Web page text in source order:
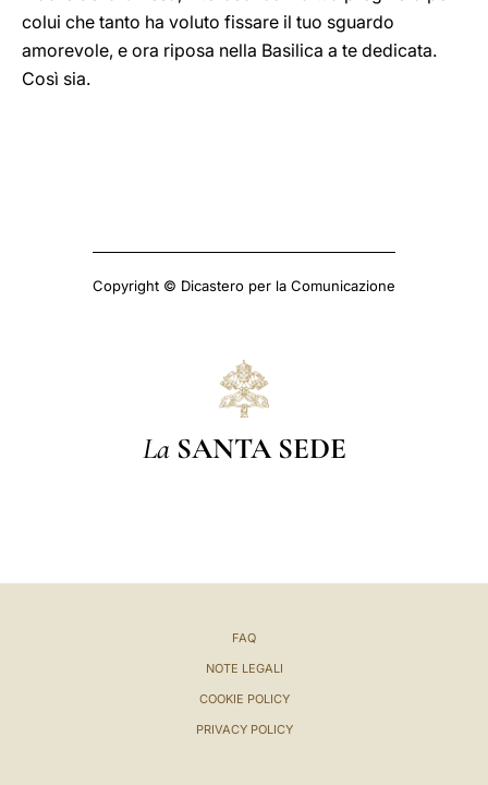
colui che tanto ha voluto fissare il tuo sguardo
amorevole, e ora riposa nella Basilica a te dedicata.
Così sia.
Copyright © Dicastero per la Comunicazione
La SANTA SEDE
FAQ
NOTE LEGALI
COOKIE POLICY
PRIVACY POLICY